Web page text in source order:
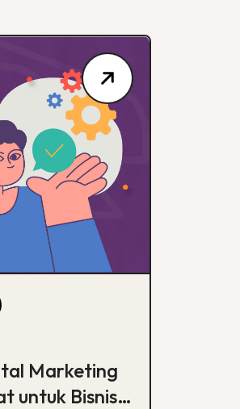
Marketing
untuk Bisnis